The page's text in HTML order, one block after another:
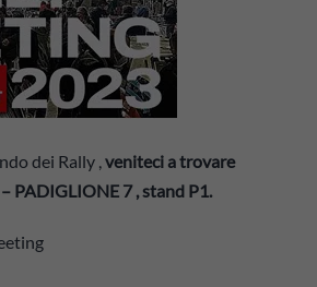
dei Rally ,veniteci a trovare
PADIGLIONE 7 , stand P1.